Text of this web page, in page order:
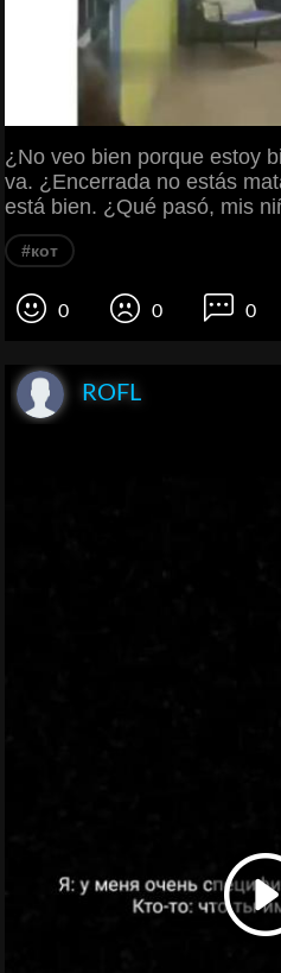
¿No veo bien porque estoy
va. ¿Encerrada no estás
está bien. ¿Qué pasó, mis
#кот
0 0 0
ROFL